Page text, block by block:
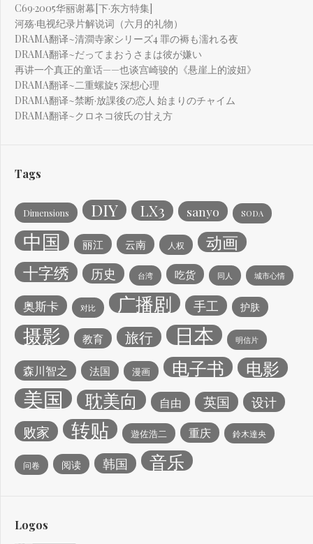
C69·2005华丽谢幕[下·东方特集]
河殇·电视纪录片解说词（六月的礼物）
DRAMA翻译~清澗寺家シリーズ4 罪の褥も濡れる夜
DRAMA翻译~だってまおうさまは彼が嫌い
再讲一个真正的童话——也谈宫崎骏的《悬崖上的波妞》
DRAMA翻译~二重螺旋5 深想心理
DRAMA翻译~禁断·放課後の恋人 始まりのチャイム
DRAMA翻译~クロネコ彼氏の甘え方
Tags
Dimensions DIY LX3 sanyo SODA
中国 丽江 云南 人权 动画
十字绣 历史 台湾 吃货 同人 城市心情
奥斯卡 对比 广播剧 手工 护肤
摄影 教育 旅行 日本 明信片
森川智之 法国 漫画 电子书 电影
美国 耽美向 自由 英国 设计
败家 转贴 遊佐浩二 重庆 鈴木達央
问卷 阅读 韩国 音乐
Logos